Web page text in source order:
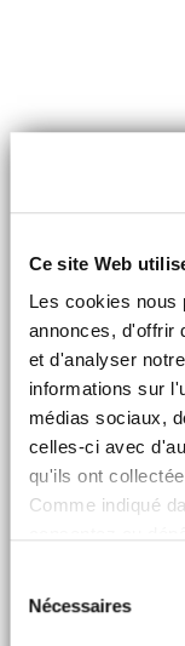
Ce site Web
Les cookies nous
annonces, d'offrir
et d'analyser
informations sur
médias sociaux,
celles-ci avec
qu'ils ont
Comme indiqué
cliquant sur «
paramétrer vos
Nécessaires